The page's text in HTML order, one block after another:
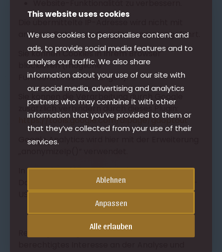
anderen Daten von Google zusammengeführt.
Sie können Cookies in Ihrem Browser
blockieren (mögliche
Funktionseinschränkungen).
Sie können die Verarbeitung durch Google
zusätzlich verhindern durch dieses Plugin:
https://tools.google.com/dlpage/gaoptout
Google Analytics wird hier mit der Erweiterung
In Ausnahmefällen erfolgt eine
Datenübertragung in die USA gemäß dem EU-
US Privacy Shield.
Rechtsgrundlage: Art. 6 Abs. 1 lit. f DSGVO —
This website uses cookies
We use cookies to personalise content and
ads, to provide social media features and to
analyse our traffic. We also share
information about your use of our site with
our social media, advertising and analytics
partners who may combine it with other
information that you’ve provided to them or
that they’ve collected from your use of their
services.
Ablehnen
Anpassen
Alle erlauben